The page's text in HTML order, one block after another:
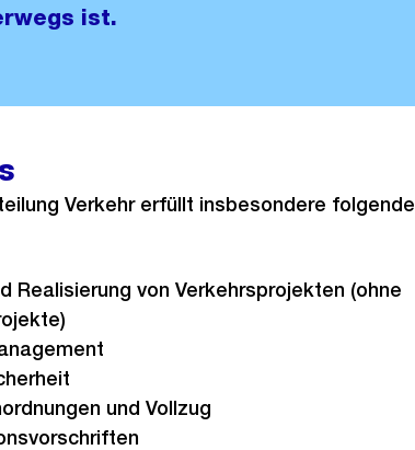
ist.
Verkehr erfüllt insbesondere folgende
Realisierung von Verkehrsprojekten (ohne
und Vollzug